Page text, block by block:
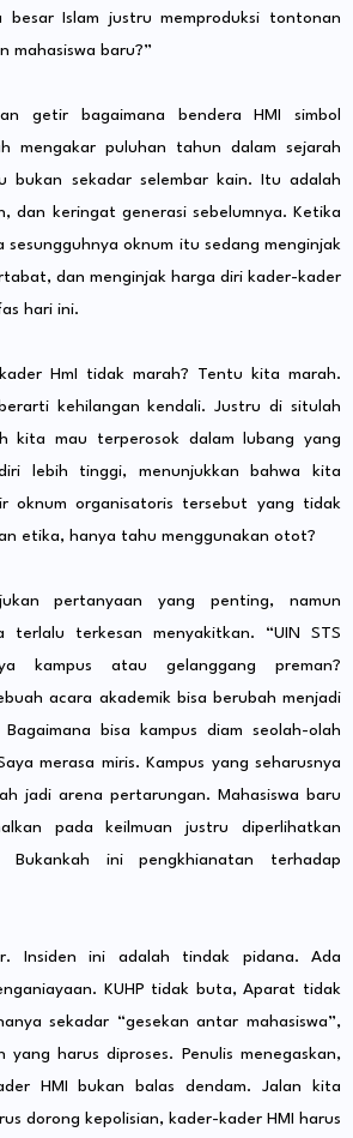
besar Islam justru memproduksi tontonan
mahasiswa baru?”
getir bagaimana bendera HMI simbol
mengakar puluhan tahun dalam sejarah
bukan sekadar selembar kain. Itu adalah
dan keringat generasi sebelumnya. Ketika
sesungguhnya oknum itu sedang menginjak
dan menginjak harga diri kader-kader
hari ini.
HmI tidak marah? Tentu kita marah.
kehilangan kendali. Justru di situlah
kita mau terperosok dalam lubang yang
lebih tinggi, menunjukkan bahwa kita
oknum organisatoris tersebut yang tidak
etika, hanya tahu menggunakan otot?
pertanyaan yang penting, namun
terlalu terkesan menyakitkan. “UIN STS
kampus atau gelanggang preman?
acara akademik bisa berubah menjadi
bisa kampus diam seolah-olah
merasa miris. Kampus yang seharusnya
jadi arena pertarungan. Mahasiswa baru
pada keilmuan justru diperlihatkan
Bukankah ini pengkhianatan terhadap
Insiden ini adalah tindak pidana. Ada
KUHP tidak buta, Aparat tidak
sekadar “gesekan antar mahasiswa”,
harus diproses. Penulis menegaskan,
HMI bukan balas dendam. Jalan kita
dorong kepolisian, kader-kader HMI harus